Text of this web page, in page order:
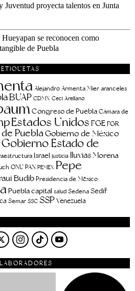
Juventud proyecta talentos en Junta
se reconocen como
de Puebla
ETIQUETAS
Alejandro Armenta Mier aranceles
BUAP CDMX Ceci Arellano
Congreso de Puebla Cámara de
Estados Unidos FGEFGR
PueblaGobierno de México
Gobierno Estado de
Israel justicia lluviasMorena
ONU PAN PEMEX Pepe
BudibPresidencia de México
Puebla capital salud Sedena Sedif
Semar SSC SSPVenezuela